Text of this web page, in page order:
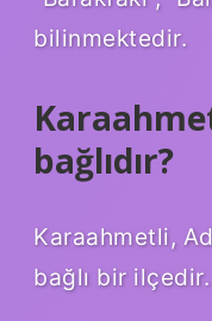
bilinmektedir.
bağlıdır?
Karaahmetli,
bağlı bir ilçedir.